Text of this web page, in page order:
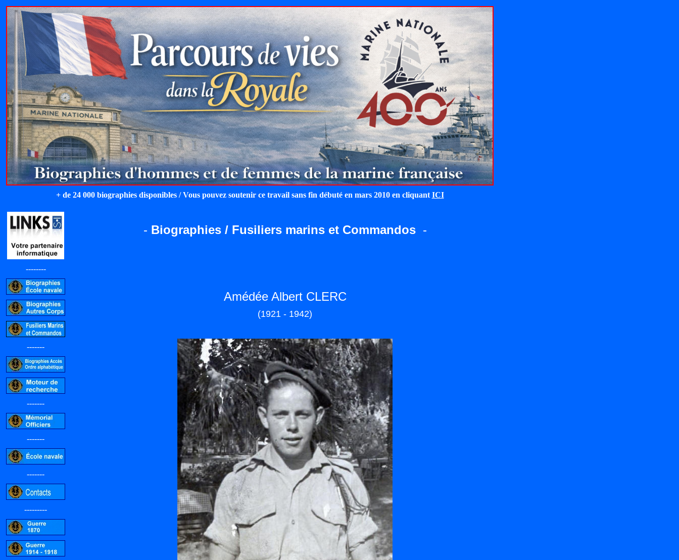
+ de 24 000 biographies disponibles / Vous pouvez soutenir ce travail sans fin débuté en mars 2010 en cliquant ICI
--------
-------
-------
-------
-------
---------
- Biographies / Fusiliers marins et Commandos -
Amédée Albert CLERC
(1921 - 1942)